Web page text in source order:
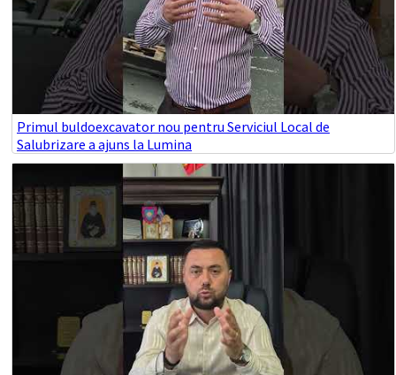
Primul buldoexcavator nou pentru Serviciul Local de
Salubrizare a ajuns la Lumina